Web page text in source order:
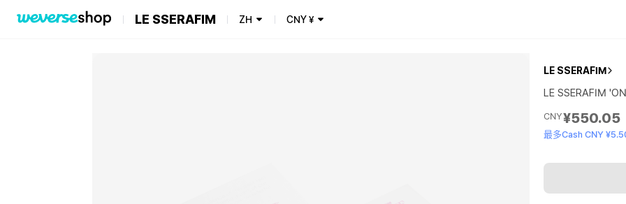
LE SSERAFIM ZH CNY¥
LE SSERAFIM
LE SSERAFIM
CNY¥550.05
最多Cash CNY